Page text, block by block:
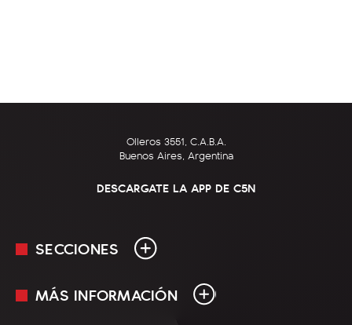
Olleros 3551, C.A.B.A.
Buenos Aires, Argentina
DESCARGATE LA APP DE C5N
SECCIONES
En Vivo
MÁS INFORMACIÓN